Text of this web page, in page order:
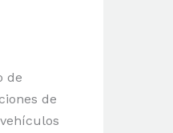
de
de